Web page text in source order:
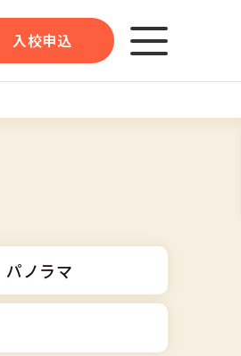
入校申込
パノラマ